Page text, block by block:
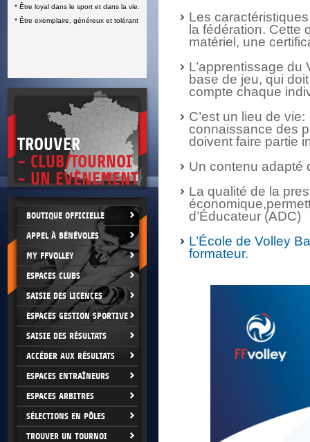
* Être loyal dans le sport et dans la vie.
* Être exemplaire, généreux et tolérant
TROUVER
- CLUB/TOURNOI
- UN EVÈNEMENT
BOUTIQUE OFFICIELLE
APPEL À BÉNÉVOLES
MY FFVOLLEY
ESPACES CLUBS
SAISIE DES LICENCES
ESPACES GESTION SPORTIVE
SAISIE DES RÉSULTATS
ACCÉDER AUX RÉSULTATS
ESPACES ENTRAÎNEURS
ESPACES ARBITRES
SÉLECTIONS EN PÔLES
TROUVER UN TOURNOI
Les
la fédération. Cette
matériel, une
L’apprentissage
base de jeu, qui
compte chaque
C’est un lieu de
connaissance des
doivent faire partie
Un contenu adapté
La qualité de la
d’Éducateur (ADC)
L’École de Volley
formateur.